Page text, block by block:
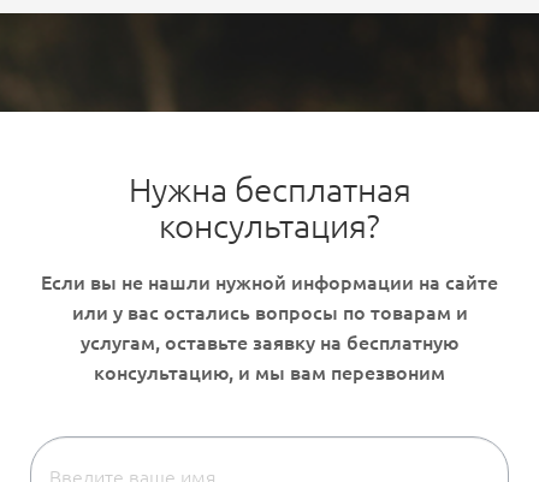
Нужна бесплатная
консультация?